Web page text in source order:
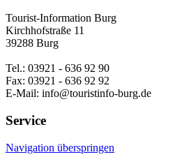
Tourist-Information Burg
Kirchhofstraße 11
39288 Burg
Tel.: 03921 - 636 92 90
Fax: 03921 - 636 92 92
E-Mail: info@touristinfo-burg.de
Service
Navigation überspringen